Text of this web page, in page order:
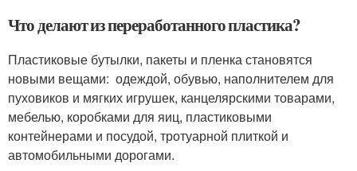
Что делают из переработанного пластика?
Пластиковые бутылки, пакеты и пленка становятся
новыми вещами: одеждой, обувью, наполнителем для
пуховиков и мягких игрушек, канцелярскими товарами,
мебелью, коробками для яиц, пластиковыми
контейнерами и посудой, тротуарной плиткой и
автомобильными дорогами.